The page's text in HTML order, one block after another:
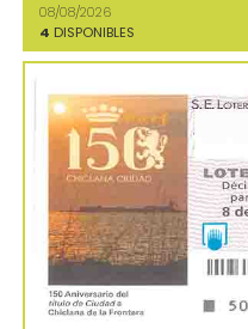
08/08/2026
4 DISPONIBLES